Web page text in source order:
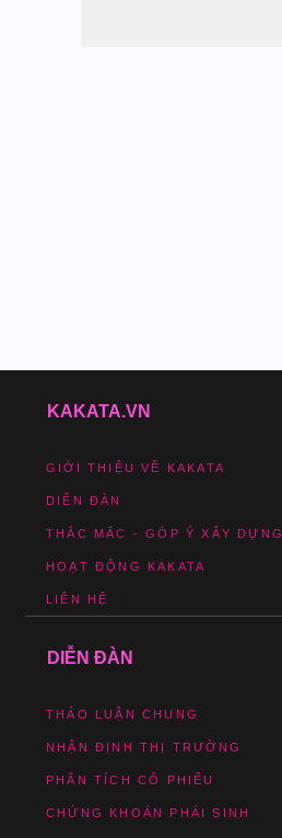
KAKATA.VN
GIỚI THIỆU VỀ KAKATA
DIỄN ĐÀN
THẮC MẮC - GÓP Ý XÂY DỰNG
HOẠT ĐỘNG KAKATA
LIÊN HỆ
DIỄN ĐÀN
THẢO LUẬN CHUNG
NHẬN ĐỊNH THỊ TRƯỜNG
PHÂN TÍCH CỔ PHIẾU
CHỨNG KHOÁN PHÁI SINH